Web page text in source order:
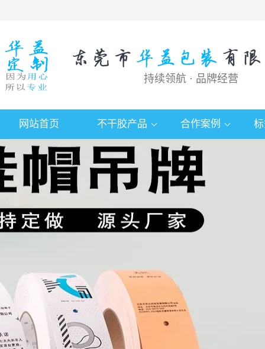
持续领航 · 品牌经营
网站首页 不干胶产品 合作案例